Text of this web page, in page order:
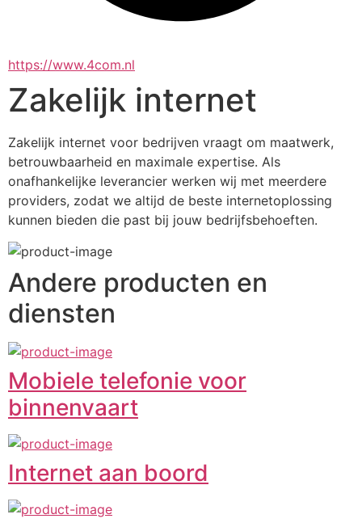
https://www.4com.nl
Zakelijk internet
Zakelijk internet voor bedrijven vraagt om maatwerk,
betrouwbaarheid en maximale expertise. Als
onafhankelijke leverancier werken wij met meerdere
providers, zodat we altijd de beste internetoplossing
kunnen bieden die past bij jouw bedrijfsbehoeften.
Andere producten en
diensten
Mobiele telefonie voor
binnenvaart
Internet aan boord